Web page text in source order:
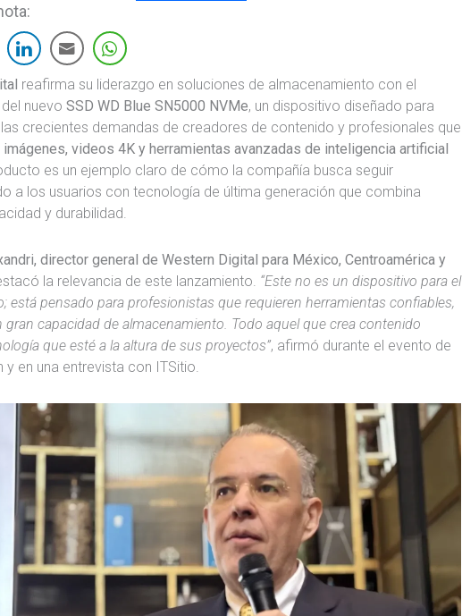
reafirma su liderazgo en soluciones de almacenamiento con el
nuevo SSD WD Blue SN5000 NVMe, un dispositivo diseñado para
crecientes demandas de creadores de contenido y profesionales que
imágenes, videos 4K y herramientas avanzadas de inteligencia artificial
es un ejemplo claro de cómo la compañía busca seguir
a los usuarios con tecnología de última generación que combina
y durabilidad.
director general de Western Digital para México, Centroamérica y
la relevancia de este lanzamiento. “Este no es un dispositivo para el
está pensado para profesionistas que requieren herramientas confiables,
gran capacidad de almacenamiento. Todo aquel que crea contenido
que esté a la altura de sus proyectos”, afirmó durante el evento de
y en una entrevista con ITSitio.